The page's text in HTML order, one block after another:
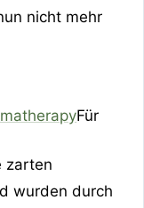
nicht mehr
Für
zarten
wurden durch